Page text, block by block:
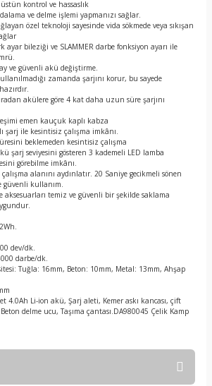
kontrol ve hassaslık
ve delme işlemi yapmanızı sağlar.
özel teknoloji sayesinde vida sökmede veya sıkışan
ayar bileziği ve SLAMMER darbe fonksiyon ayarı ile
ve güvenli akü değiştirme.
zamanda şarjını korur, bu sayede
akülere göre 4 kat daha uzun süre şarjını
emen kauçuk kaplı kabza
şarj ile kesintisiz çalışma imkânı.
beklemeden kesintisiz çalışma
şarj seviyesini gösteren 3 kademeli LED lamba
görebilme imkânı.
alanını aydınlatır. 20 Saniye gecikmeli sönen
güvenli kullanım.
aksesuarları temiz ve güvenli bir şekilde saklama
dev/dk.
darbe/dk.
Tuğla: 16mm, Beton: 10mm, Metal: 13mm, Ahşap
4.0Ah Li-ion akü, Şarj aleti, Kemer askı kancası, çift
delme ucu, Taşıma çantası.DA980045 Çelik Kamp